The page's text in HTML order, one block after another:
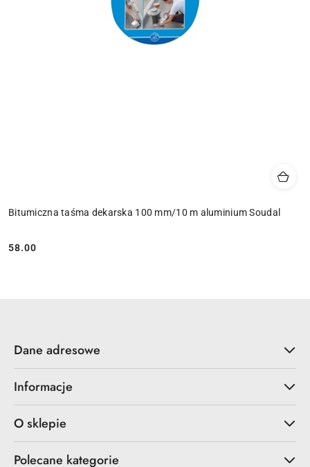
Bitumiczna taśma dekarska 100 mm/10 m aluminium Soudal
Cena:
58.00
Dane adresowe
Informacje
O sklepie
Polecane kategorie